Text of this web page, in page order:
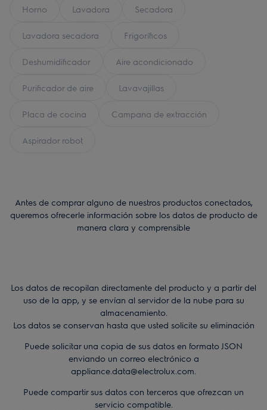
Horno Lavadora Secadora
Lavadora secadora Frigoríficos
Deshumidificador Aire acondicionado
Purificador de aire Lavavajillas
Placa de cocina Campana de extracción
Aspirador robot
Antes de comprar alguno de nuestros productos conectados,
queremos ofrecerle información sobre los datos de producto de
manera clara y comprensible
Los datos de recopilan directamente del producto y a partir del
uso de la app, y se envían al servidor de la nube para su
almacenamiento.
Los datos se conservan hasta que usted solicite su eliminación
Puede solicitar una copia de sus datos en formato JSON
enviando un correo electrónico a
appliance.data@electrolux.com.
Puede compartir sus datos con terceros que ofrezcan un
servicio compatible.